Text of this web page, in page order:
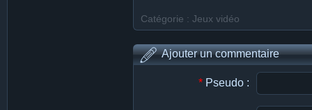
Catégorie : Jeux vidéo
Ajouter un commentaire
* Pseudo :